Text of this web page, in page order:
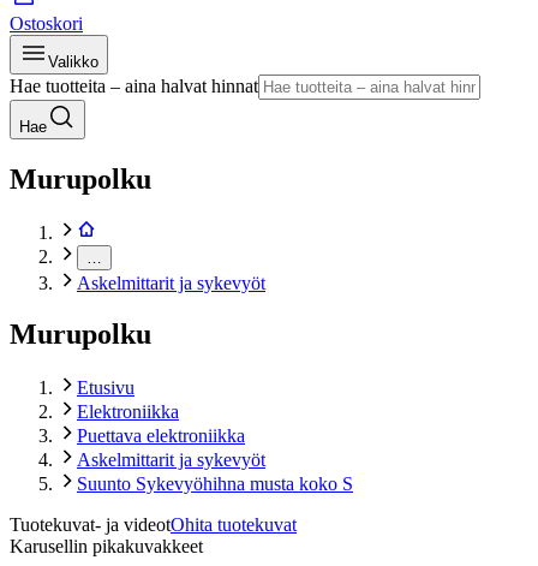
Ostoskori
Valikko
Hae tuotteita – aina halvat hinnat
Hae
Murupolku
Askelmittarit ja sykevyöt
Murupolku
Etusivu
Elektroniikka
Puettava elektroniikka
Askelmittarit ja sykevyöt
Suunto Sykevyöhihna musta koko S
Tuotekuvat- ja videotOhita tuotekuvat
Karusellin pikakuvakkeet